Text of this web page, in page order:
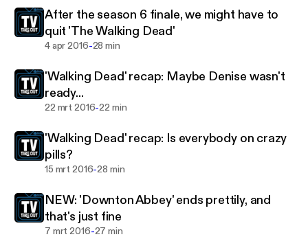
After the season 6 finale, we might have to
quit 'The Walking Dead'
4 apr 2016-28 min
'Walking Dead' recap: Maybe Denise wasn't
ready...
22 mrt 2016-22 min
'Walking Dead' recap: Is everybody on crazy
pills?
15 mrt 2016-28 min
NEW: 'Downton Abbey' ends prettily, and
that's just fine
7 mrt 2016-27 min